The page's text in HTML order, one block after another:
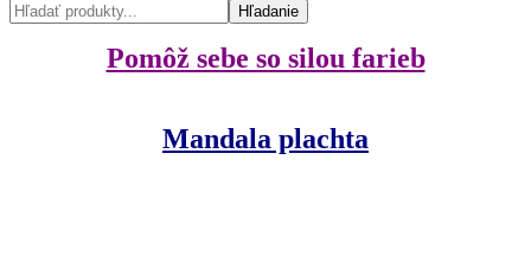
Hľadanie
Pomôž sebe so silou farieb
Mandala plachta